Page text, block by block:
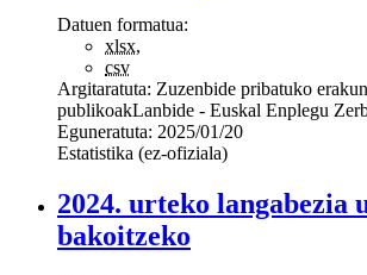
Datuen formatua:
xlsx,
csv
Argitaratuta: Zuzenbide pribatuko
publikoakLanbide - Euskal Enplegu
Eguneratuta: 2025/01/20
Estatistika (ez-ofiziala)
2024. urteko langabezia
bakoitzeko